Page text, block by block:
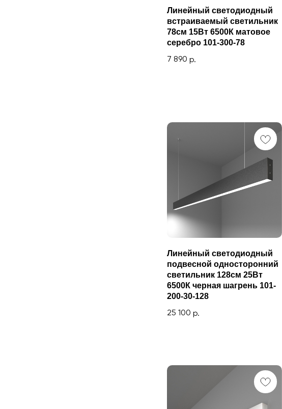
Линейный светодиодный
встраиваемый светильник
78см 15Вт 6500К матовое
серебро 101-300-78
7 890 р.
Линейный светодиодный
подвесной односторонний
светильник 128см 25Вт
6500К черная шагрень 101-
200-30-128
25 100 р.